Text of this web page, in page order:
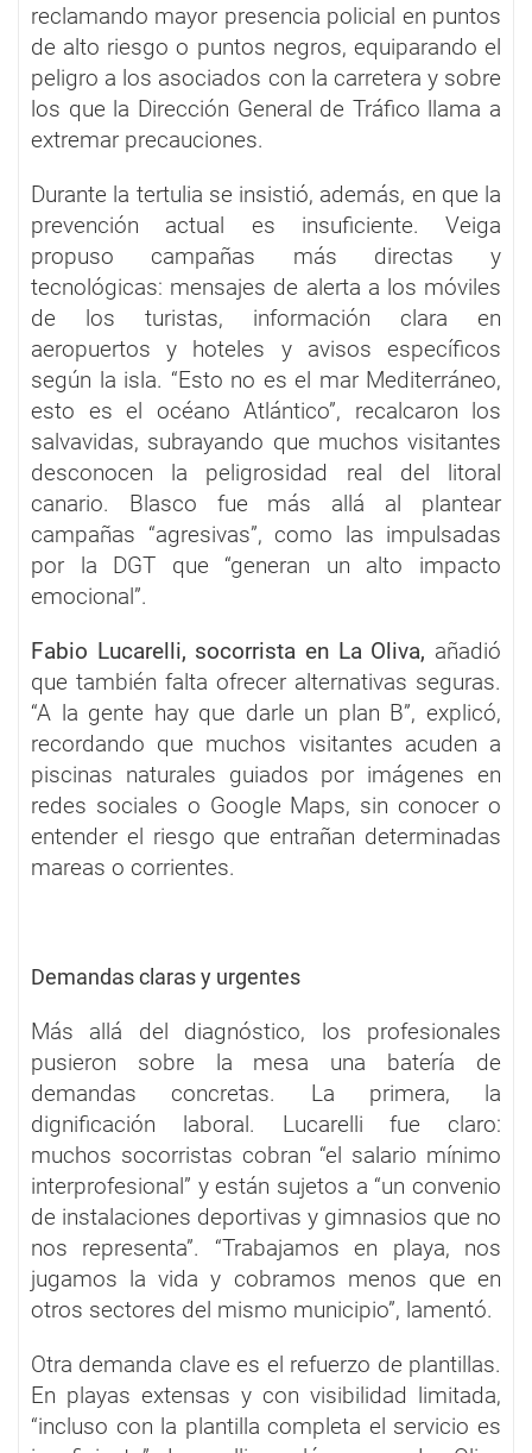
reclamando mayor presencia policial en puntos
de alto riesgo o puntos negros, equiparando el
peligro a los asociados con la carretera y sobre
los que la Dirección General de Tráfico llama a
extremar precauciones.
Durante la tertulia se insistió, además, en que la
prevención actual es insuficiente. Veiga
propuso campañas más directas y
tecnológicas: mensajes de alerta a los móviles
de los turistas, información clara en
aeropuertos y hoteles y avisos específicos
según la isla. “Esto no es el mar Mediterráneo,
esto es el océano Atlántico”, recalcaron los
salvavidas, subrayando que muchos visitantes
desconocen la peligrosidad real del litoral
canario. Blasco fue más allá al plantear
campañas “agresivas”, como las impulsadas
por la DGT que “generan un alto impacto
emocional”.
Fabio Lucarelli, socorrista en La Oliva, añadió
que también falta ofrecer alternativas seguras.
“A la gente hay que darle un plan B”, explicó,
recordando que muchos visitantes acuden a
piscinas naturales guiados por imágenes en
redes sociales o Google Maps, sin conocer o
entender el riesgo que entrañan determinadas
mareas o corrientes.
Demandas claras y urgentes
Más allá del diagnóstico, los profesionales
pusieron sobre la mesa una batería de
demandas concretas. La primera, la
dignificación laboral. Lucarelli fue claro:
muchos socorristas cobran “el salario mínimo
interprofesional” y están sujetos a “un convenio
de instalaciones deportivas y gimnasios que no
nos representa”. “Trabajamos en playa, nos
jugamos la vida y cobramos menos que en
otros sectores del mismo municipio”, lamentó.
Otra demanda clave es el refuerzo de plantillas.
En playas extensas y con visibilidad limitada,
“incluso con la plantilla completa el servicio es